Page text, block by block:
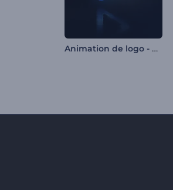
Animation de logo - Particules cinématographiques